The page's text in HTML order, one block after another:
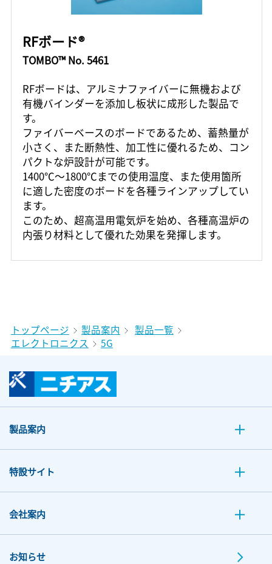
RFボード®
TOMBO™ No. 5461
RFボードは、アルミナファイバーに無機および
有機バインダーを添加し板状に成形した製品で
す。
ファイバーベースのボードであるため、蓄熱量が
小さく、また断熱性、加工性に優れるため、コン
パクトな炉設計が可能です。
1400℃～1800℃までの使用温度、また使用箇所
に適した密度のボードを各種ラインアップしてい
ます。
このため、超高温用電気炉を始め、各種高温炉の
内張り材料として優れた効果を発揮します。
トップページ 製品案内
製品一覧
エレクトロニクス
5G
製品案内
特設サイト
会社案内
お知らせ